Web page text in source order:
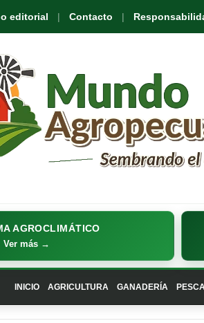
editorial Contacto
AGROCLIMÁTICO
Ver más →
INICIO AGRICULTURA GANADERÍA